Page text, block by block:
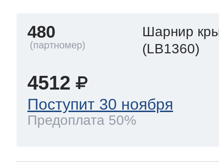
480
Шарнир
(LB1360)
4512
Поступит 30 ноября
Предоплата 50%